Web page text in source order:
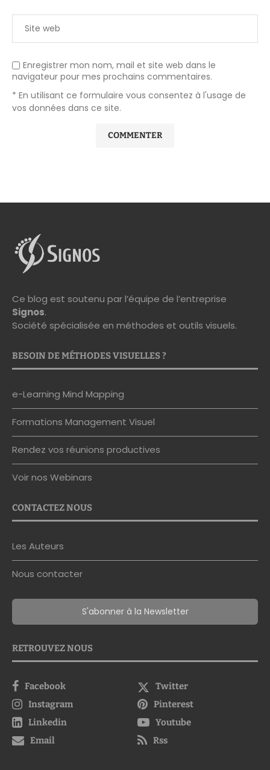
Enregistrer mon nom, mail et site web dans le
navigateur pour mes prochains commentaires.
* En utilisant ce formulaire vous consentez à l'usage de
vos données dans ce site.
Ce blog est soutenu par l’équipe de l’entreprise
Signos.
Société spécialisée en méthodes et outils visuels.
BESOIN DE MÉTHODES VISUELLES ?
e-Learning Mind Mapping
Formations Management Visuel
Rendez vos réunions productives
Voir nos Webinars
CONTACTEZ NOUS
Les Auteurs
Nous contacter
S'abonner à la Newsletter
RETROUVEZ NOUS
Facebook
Twitter
Instagram
Pinterest
Linkedin
Youtube
Email
Rss